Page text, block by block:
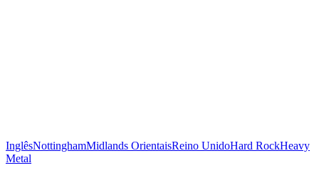
InglêsNottinghamMidlands OrientaisReino UnidoHard RockHeavy
Metal